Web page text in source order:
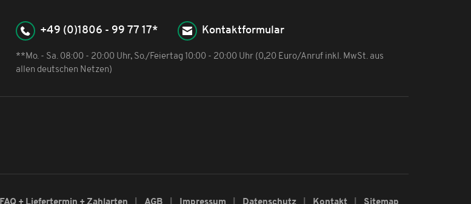
+49 (0)1806 - 99 77 17* Kontaktformular
**Mo. - Sa. 08:00 - 20:00 Uhr, So./Feiertag 10:00 - 20:00 Uhr (0,20 Euro/Anruf inkl. MwSt. aus
allen deutschen Netzen)